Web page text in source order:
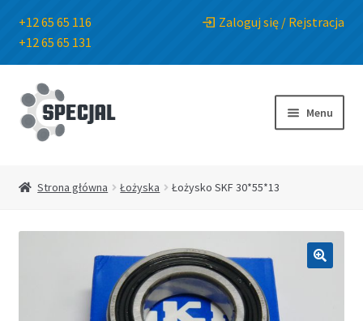
+12 65 65 116
+12 65 65 131
Zaloguj się / Rejstracja
Przejdź
do
nawigacji
Przejdź
do
treści
Menu
Strona główna Łożyska Łożysko SKF 30*55*13